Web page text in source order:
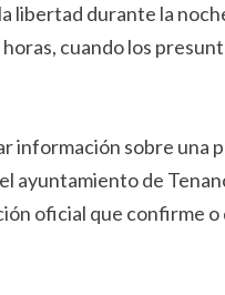
libertad durante la
cuando los
información sobre una
ayuntamiento de
oficial que confirme